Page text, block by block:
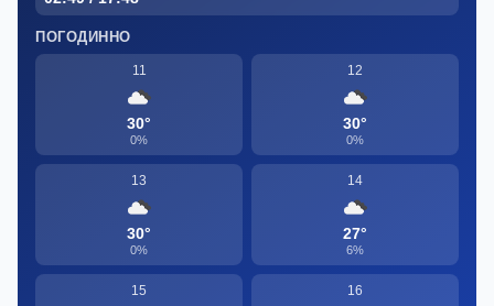
ПОГОДИННО
11
30°
0%
12
30°
0%
13
30°
0%
14
27°
6%
15 16